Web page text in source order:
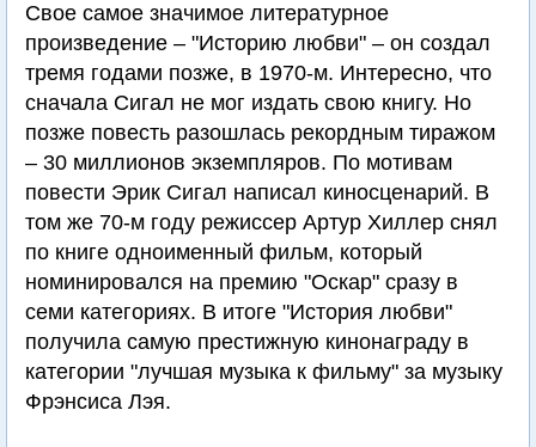
Свое самое значимое литературное
произведение – "Историю любви" – он создал
тремя годами позже, в 1970-м. Интересно, что
сначала Сигал не мог издать свою книгу. Но
позже повесть разошлась рекордным тиражом
– 30 миллионов экземпляров. По мотивам
повести Эрик Сигал написал киносценарий. В
том же 70-м году режиссер Артур Хиллер снял
по книге одноименный фильм, который
номинировался на премию "Оскар" сразу в
семи категориях. В итоге "История любви"
получила самую престижную кинонаграду в
категории "лучшая музыка к фильму" за музыку
Фрэнсиса Лэя.